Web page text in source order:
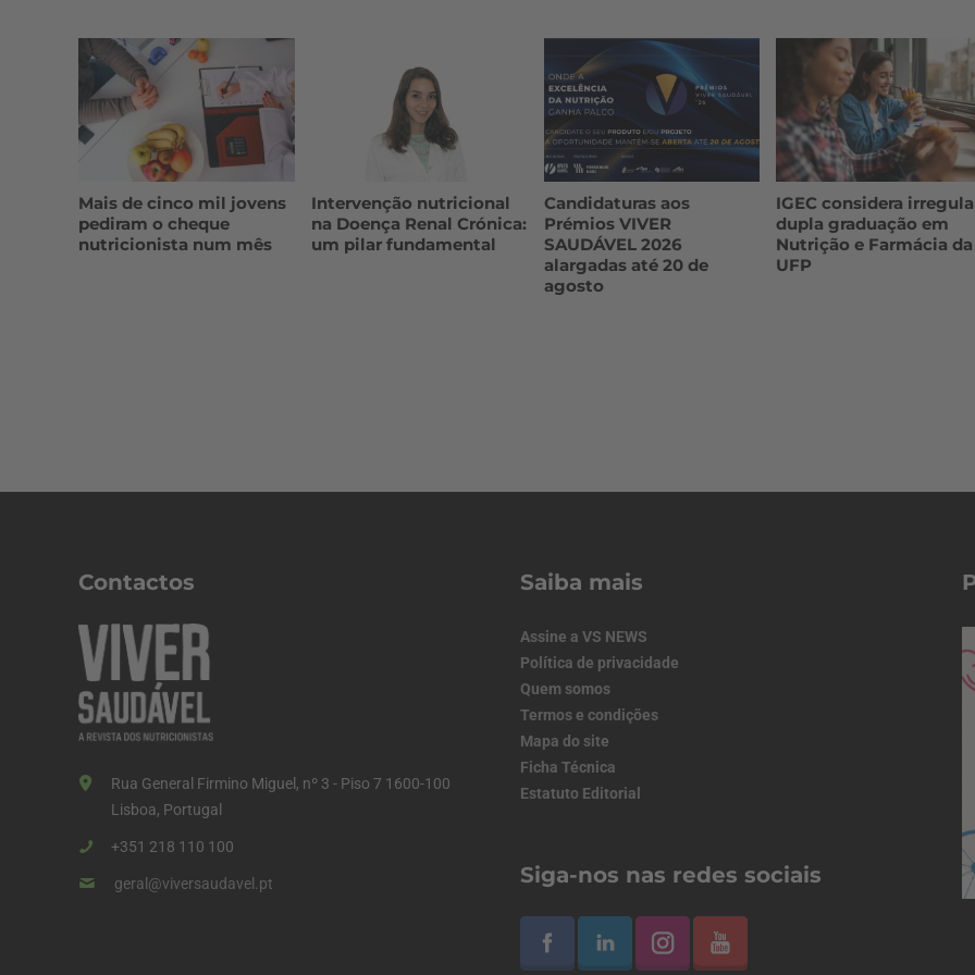
Mais de cinco mil jovens
pediram o cheque
nutricionista num mês
Intervenção nutricional
na Doença Renal Crónica:
um pilar fundamental
Candidaturas aos
Prémios VIVER
SAUDÁVEL 2026
alargadas até 20 de
agosto
IGEC considera
dupla graduação em
Nutrição e Farmácia da
UFP
Contactos
Rua General Firmino Miguel, nº 3 - Piso 7 1600-100
Lisboa, Portugal
+351 218 110 100
geral@viversaudavel.pt
Saiba mais
Assine a VS NEWS
Política de privacidade
Quem somos
Termos e condições
Mapa do site
Ficha Técnica
Estatuto Editorial
Siga-nos nas redes sociais